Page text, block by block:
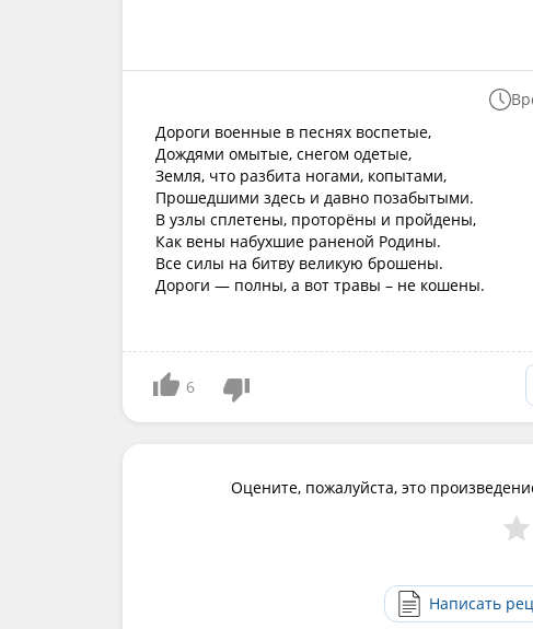
Дороги военные в песнях воспетые,
Дождями омытые, снегом одетые,
Земля, что разбита ногами, копытами,
Прошедшими здесь и давно позабытыми.
В узлы сплетены, проторёны и пройдены,
Как вены набухшие раненой Родины.
Все силы на битву великую брошены.
Дороги — полны, а вот травы – не кошены.
6
Оцените, пожалуйста, это
Написать